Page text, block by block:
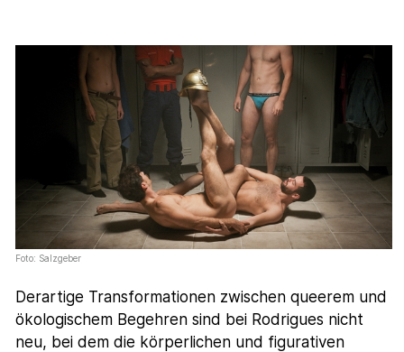
Foto: Salzgeber
Derartige Transformationen zwischen queerem und
ökologischem Begehren sind bei Rodrigues nicht
neu, bei dem die körperlichen und figurativen